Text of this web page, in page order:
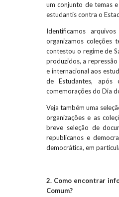
um conjunto de temas
estudantis contra o
Identificamos
organizamos coleções
contestou o regime de
produzidos, a
e internacional aos
de Estudantes, após
comemorações do Dia
Veja também uma
organizações e as
breve seleção de
republicanos e
democrática, em
2. Como encontrar
Comum?